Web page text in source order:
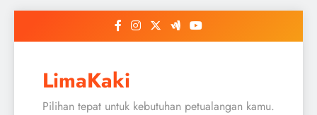
LimaKaki
Pilihan tepat untuk kebutuhan petualangan kamu.